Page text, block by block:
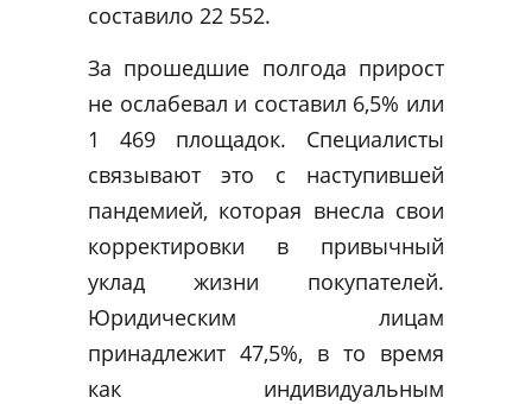
составило 22 552.
За прошедшие полгода прирост
не ослабевал и составил 6,5% или
1 469 площадок. Специалисты
связывают это с наступившей
пандемией, которая внесла свои
корректировки в привычный
уклад жизни покупателей.
Юридическим лицам
принадлежит 47,5%, в то время
как индивидуальным